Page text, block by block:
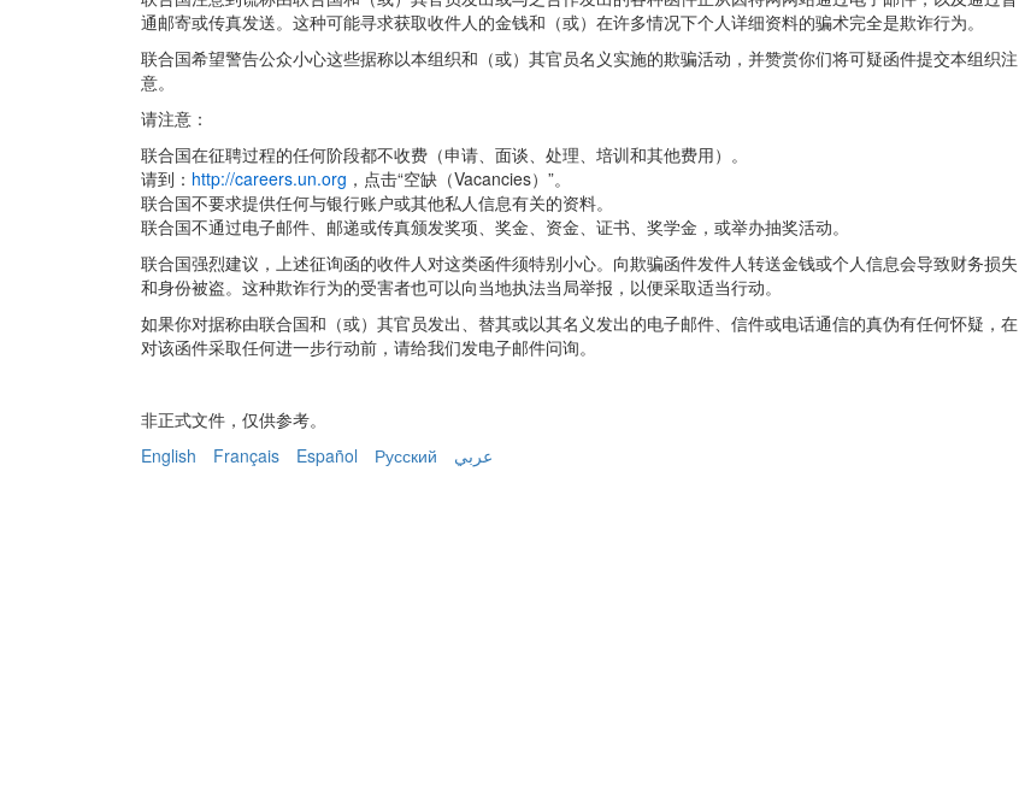
通邮寄或传真发送。这种可能寻求获取收件人的金钱和（或）在许多情况下个人详细资料的骗术完全是欺诈行为。
联合国希望警告公众小心这些据称以本组织和（或）其官员名义实施的欺骗活动，并赞赏你们将可疑函件提交本组织注
意。
请注意：
联合国在征聘过程的任何阶段都不收费（申请、面谈、处理、培训和其他费用）。
请到： http://careers.un.org ，点击“空缺（Vacancies）”。
联合国不要求提供任何与银行账户或其他私人信息有关的资料。
联合国不通过电子邮件、邮递或传真颁发奖项、奖金、资金、证书、奖学金，或举办抽奖活动。
联合国强烈建议，上述征询函的收件人对这类函件须特别小心。向欺骗函件发件人转送金钱或个人信息会导致财务损失
和身份被盗。这种欺诈行为的受害者也可以向当地执法当局举报，以便采取适当行动。
如果你对据称由联合国和（或）其官员发出、替其或以其名义发出的电子邮件、信件或电话通信的真伪有任何怀疑，在
对该函件采取任何进一步行动前，请给我们发电子邮件问询。
非正式文件，仅供参考。
English
Français Español Русский عربي